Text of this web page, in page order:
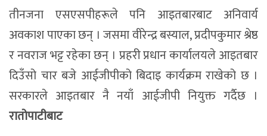
तीनजना एसएसपीहरूले पनि आइतबारबाट अनिवार्य
अवकाश पाएका छन् । जसमा वीरेन्द्र बस्याल, प्रदीपकुमार श्रेष्ठ
र नवराज भट्ट रहेका छन् । प्रहरी प्रधान कार्यालयले आइतबार
दिउँसो चार बजे आईजीपीको बिदाइ कार्यक्रम राखेको छ ।
सरकारले आइतबार नै नयाँ आईजीपी नियुक्त गर्दैछ ।
रातोपाटीबाट